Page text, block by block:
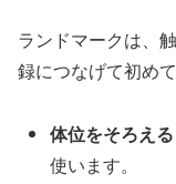
ランドマークは、
録につなげて初め
体位をそろえ
使います。